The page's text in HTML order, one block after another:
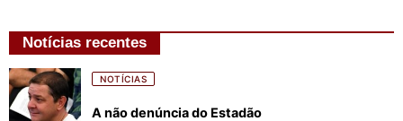
Notícias recentes
NOTÍCIAS
A não denúncia do Estadão